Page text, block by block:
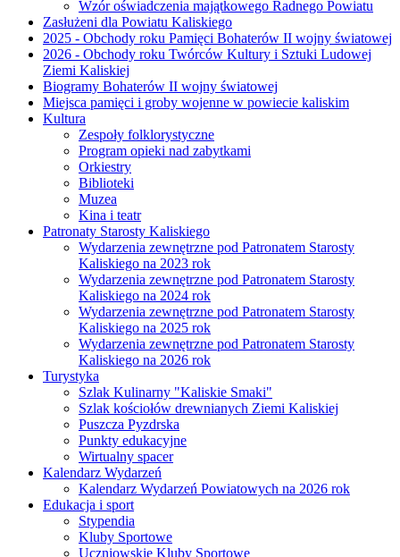
Wzór oświadczenia majątkowego Radnego Powiatu
Zasłużeni dla Powiatu Kaliskiego
2025 - Obchody roku Pamięci Bohaterów II wojny światowej
2026 - Obchody roku Twórców Kultury i Sztuki Ludowej
Ziemi Kaliskiej
Biogramy Bohaterów II wojny światowej
Miejsca pamięci i groby wojenne w powiecie kaliskim
Kultura
Zespoły folklorystyczne
Program opieki nad zabytkami
Orkiestry
Biblioteki
Muzea
Kina i teatr
Patronaty Starosty Kaliskiego
Wydarzenia zewnętrzne pod Patronatem Starosty
Kaliskiego na 2023 rok
Wydarzenia zewnętrzne pod Patronatem Starosty
Kaliskiego na 2024 rok
Wydarzenia zewnętrzne pod Patronatem Starosty
Kaliskiego na 2025 rok
Wydarzenia zewnętrzne pod Patronatem Starosty
Kaliskiego na 2026 rok
Turystyka
Szlak Kulinarny "Kaliskie Smaki"
Szlak kościołów drewnianych Ziemi Kaliskiej
Puszcza Pyzdrska
Punkty edukacyjne
Wirtualny spacer
Kalendarz Wydarzeń
Kalendarz Wydarzeń Powiatowych na 2026 rok
Edukacja i sport
Stypendia
Kluby Sportowe
Uczniowskie Kluby Sportowe